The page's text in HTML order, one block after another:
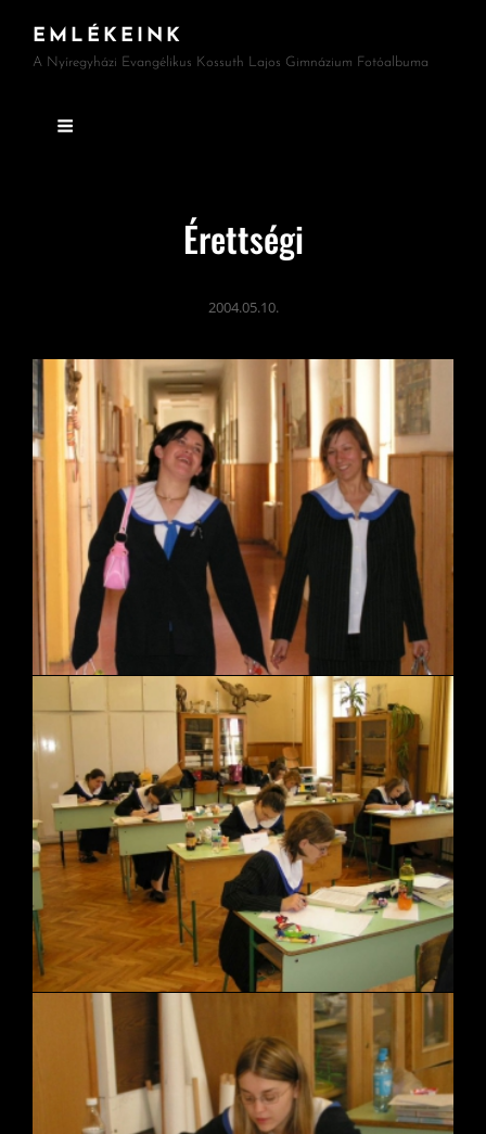
EMLÉKEINK
A Nyíregyházi Evangélikus Kossuth Lajos Gimnázium Fotóalbuma
Érettségi
2004.05.10.